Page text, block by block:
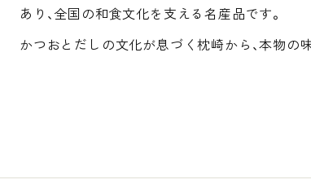
あり、全国の和食文化を支える名産品です。
かつおとだしの文化が息づく枕崎から、本物の